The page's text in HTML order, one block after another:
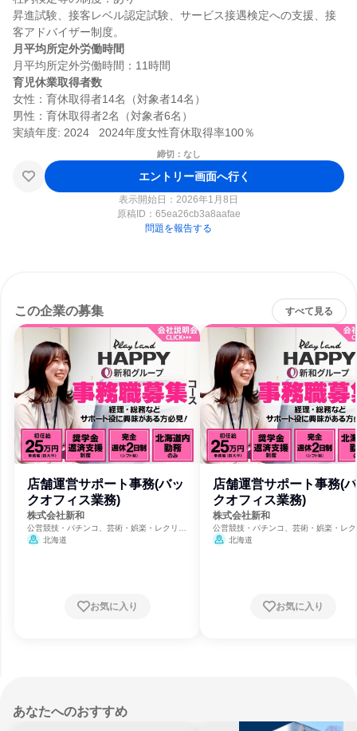
昇進試験、接客レベル認定試験、サービス接遇検定への支援、接
月平均所定外労働時間
育児休業取得者数
女性：育休取得者14名（対象者14名）
男性：育休取得者2名（対象者6名）
締切：なし
エントリー画面へ行く
表示開始日：2026年1月8日
原稿ID： 65ea26cb3a8aafae
問題を報告する
この企業の募集 すべて見る
店舗運営サポート事務(バッ
クオフィス業務)
株式会社新和
公営競技・パチンコ、芸術・娯楽・レクリエ
ーション、建築設計
北海道
お気に入り
店舗運営サポート事務(
クオフィス業務)
株式会社新和
公営競技・パチンコ、芸術・娯楽・レ
ーション、建築設計
北海道
お気に入り
あなたへのおすすめ